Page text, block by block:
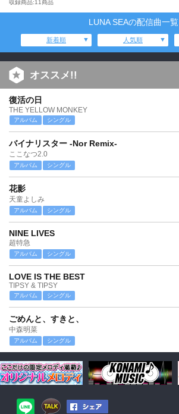
収録商品:11商品
LUNA SEAの配信曲一覧
新着順 人気順
オススメ!!
復活の日
THE YELLOW MONKEY
アルバム シングル
バイナリスター -Nor Remix-
ここなつ2.0
アルバム シングル
花影
天童よしみ
アルバム シングル
NINE LIVES
超特急
アルバム シングル
LOVE IS THE BEST
TIPSY & TIPSY
アルバム シングル
ごめんと、すきと、
中森明菜
アルバム シングル